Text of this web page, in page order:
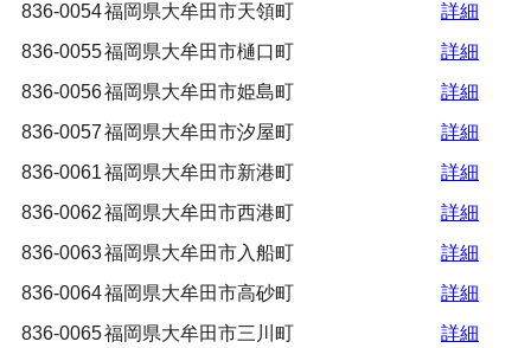
836-0054福岡県大牟田市天領町
詳細
836-0055福岡県大牟田市樋口町
詳細
836-0056福岡県大牟田市姫島町
詳細
836-0057福岡県大牟田市汐屋町
詳細
836-0061福岡県大牟田市新港町
詳細
836-0062福岡県大牟田市西港町
詳細
836-0063福岡県大牟田市入船町
詳細
836-0064福岡県大牟田市高砂町
詳細
836-0065福岡県大牟田市三川町
詳細